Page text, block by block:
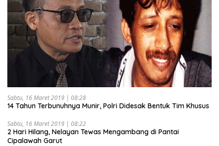
Sabtu, 16 Maret 2019 | 08:28
14 Tahun Terbunuhnya Munir, Polri Didesak Bentuk Tim Khusus
Sabtu, 16 Maret 2019 | 08:22
2 Hari Hilang, Nelayan Tewas Mengambang di Pantai
Cipalawah Garut